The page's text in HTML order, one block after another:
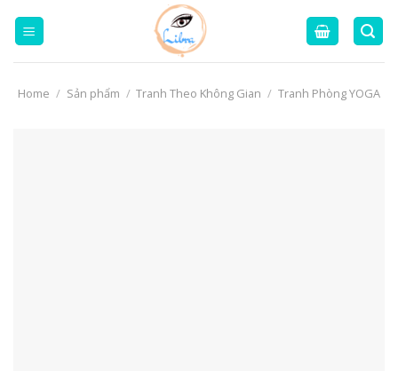
Home / Sản phẩm / Tranh Theo Không Gian / Tranh Phòng YOGA